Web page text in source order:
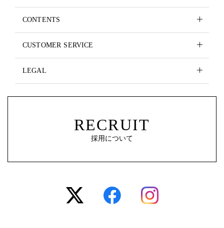
CONTENTS
CUSTOMER SERVICE
LEGAL
RECRUIT
採用について